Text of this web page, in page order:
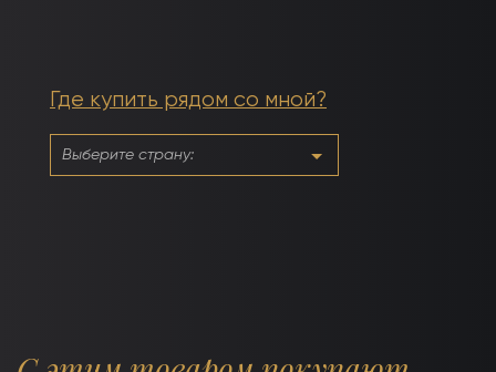
Где купить рядом со мной?